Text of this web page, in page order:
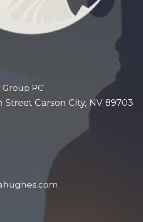
PC
Street Carson City, NV 89703